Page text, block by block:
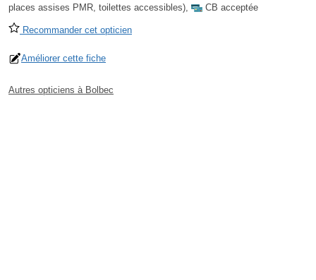
places assises PMR, toilettes accessibles), CB acceptée
Recommander cet opticien
Améliorer cette fiche
Autres opticiens à Bolbec